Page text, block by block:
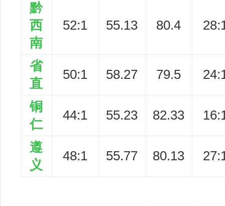
黔
西
南
52:1 55.13 80.4
省
直
50:1 58.27 79.5
铜
仁
44:1 55.23 82.33
遵
义
48:1 55.77 80.13